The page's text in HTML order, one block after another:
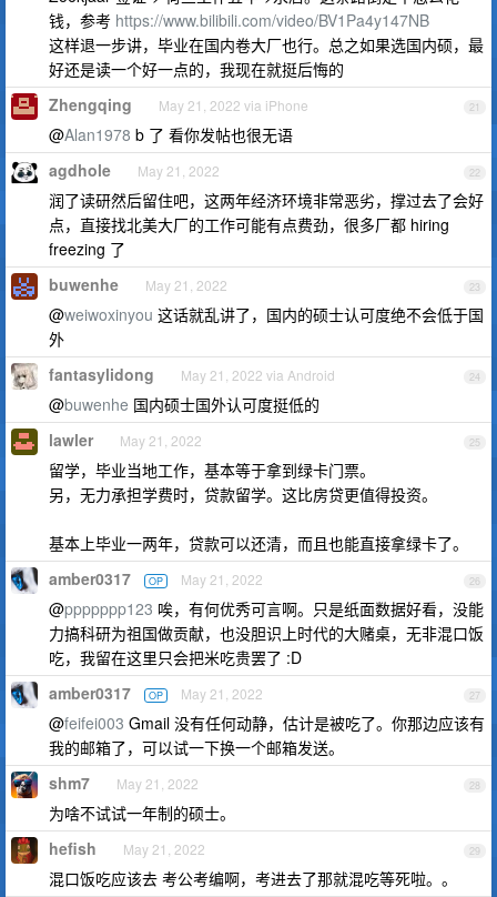
钱，参考 https://www.bilibili.com/video/BV1Pa4y147NB
这样退一步讲，毕业在国内卷大厂也行。总之如果选国内硕，最
好还是读一个好一点的，我现在就挺后悔的
21
Zhengqing May 21, 2022 via iPhone
@Alan1978 b 了 看你发帖也很无语
22
agdhole May 21, 2022
润了读研然后留住吧，这两年经济环境非常恶劣，撑过去了会好
点，直接找北美大厂的工作可能有点费劲，很多厂都 hiring
freezing 了
23
buwenhe May 21, 2022
@weiwoxinyou 这话就乱讲了，国内的硕士认可度绝不会低于国
外
24
fantasylidong May 21, 2022 via Android
@buwenhe 国内硕士国外认可度挺低的
25
lawler May 21, 2022
留学，毕业当地工作，基本等于拿到绿卡门票。
另，无力承担学费时，贷款留学。这比房贷更值得投资。
基本上毕业一两年，贷款可以还清，而且也能直接拿绿卡了。
26
amber0317 OP May 21, 2022
@ppppppp123 唉，有何优秀可言啊。只是纸面数据好看，没能
力搞科研为祖国做贡献，也没胆识上时代的大赌桌，无非混口饭
吃，我留在这里只会把米吃贵罢了 :D
27
amber0317 OP May 21, 2022
@feifei003 Gmail 没有任何动静，估计是被吃了。你那边应该有
我的邮箱了，可以试一下换一个邮箱发送。
28
shm7 May 21, 2022
为啥不试试一年制的硕士。
29
hefish May 21, 2022
混口饭吃应该去 考公考编啊，考进去了那就混吃等死啦。。